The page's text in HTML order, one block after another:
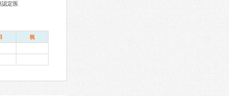
認定医
祝